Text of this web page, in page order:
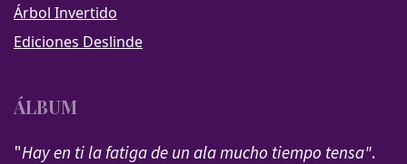
Árbol Invertido
Ediciones Deslinde
ÁLBUM
"Hay en ti la fatiga de un ala mucho tiempo tensa".